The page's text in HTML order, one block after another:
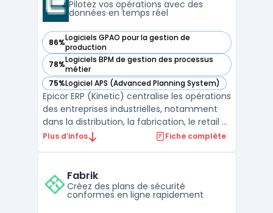
industri ...Pilotez vos opérations avec des
données en temps réel
86%Logiciels GPAO pour la gestion de
production
— voir Epicor ERP (Kinetic) dans cette catégorie
78%Logiciels BPM de gestion des processus
métier
— voir Epicor ERP (Kinetic) dans cette catégorie
75%Logiciel APS (Advanced Planning System)
— voir Epicor ERP (Kinetic) dans cette catégorie
Epicor ERP (Kinetic) centralise les opérations
des entreprises industrielles, notamment
dans la distribution, la fabrication, le retail et
les matériaux de construction. Le logiciel
accès direct à des reportings ER ...
Plus d’infos Fiche complète
Fabrik
Créez des plans de sécurité
conformes en ligne rapidement